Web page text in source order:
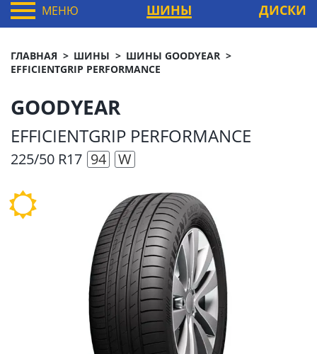
МЕНЮ ШИНЫ ДИСКИ
ГЛАВНАЯ ШИНЫ
ШИНЫ GOODYEAR
EFFICIENTGRIP PERFORMANCE
GOODYEAR
EFFICIENTGRIP PERFORMANCE
225/50 R17 94 W